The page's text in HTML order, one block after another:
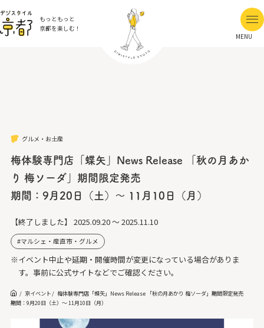
もっともっと
京都を楽しむ！
MENU
グルメ・お土産
梅体験専門店「蝶矢」News Release 「秋の月あか
り 梅ソーダ」期間限定発売
期間：9月20日（土）～ 11月10日（月）
【終了しました】 2025.09.20 ～ 2025.11.10
マルシェ・産直市・グルメ
※イベント中止や延期・開催時間が変更になっている場合がありま
す。事前に公式サイトなどでご確認ください。
京イベント
梅体験専門店「蝶矢」News Release 「秋の月あかり 梅ソーダ」期間限定発売
期間：9月20日（土）～ 11月10日（月）